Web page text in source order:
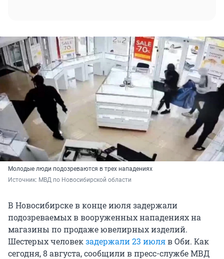
Молодые люди подозреваются в трех нападениях
Источник: МВД по Новосибирской области
В Новосибирске в конце июля задержали
подозреваемых в вооруженных нападениях на
магазины по продаже ювелирных изделий.
Шестерых человекзадержали 23 июляв Оби. Как
сегодня, 8 августа, сообщили в пресс-службе МВД